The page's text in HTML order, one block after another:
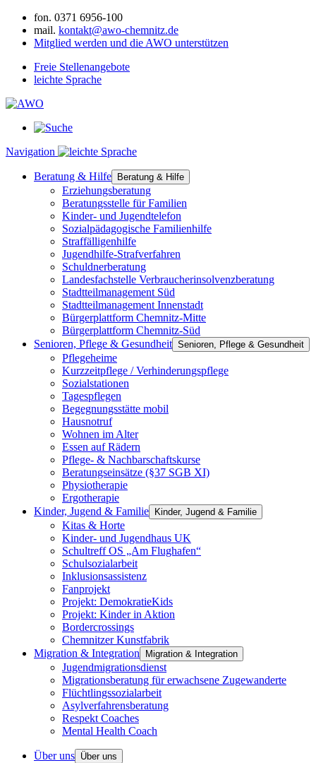
fon. 0371 6956-100
mail. kontakt@awo-chemnitz.de
Mitglied werden und die AWO unterstützen
Freie Stellenangebote
leichte Sprache
Navigation
Beratung & Hilfe Beratung & Hilfe
Erziehungsberatung
Beratungsstelle für Familien
Kinder- und Jugendtelefon
Sozialpädagogische Familienhilfe
Straffälligenhilfe
Jugendhilfe-Strafverfahren
Schuldnerberatung
Landesfachstelle Verbraucherinsolvenzberatung
Stadtteilmanagement Süd
Stadtteilmanagement Innenstadt
Bürgerplattform Chemnitz-Mitte
Bürgerplattform Chemnitz-Süd
Senioren, Pflege & Gesundheit Senioren, Pflege & Gesundheit
Pflegeheime
Kurzzeitpflege / Verhinderungspflege
Sozialstationen
Tagespflegen
Begegnungsstätte mobil
Hausnotruf
Wohnen im Alter
Essen auf Rädern
Pflege- & Nachbarschaftskurse
Beratungseinsätze (§37 SGB XI)
Physiotherapie
Ergotherapie
Kinder, Jugend & Familie
Kinder, Jugend & Familie
Kitas & Horte
Kinder- und Jugendhaus UK
Schultreff OS „Am Flughafen“
Schulsozialarbeit
Inklusionsassistenz
Fanprojekt
Projekt: DemokratieKids
Projekt: Kinder in Aktion
Bordercrossings
Chemnitzer Kunstfabrik
Migration & Integration
Migration & Integration
Jugendmigrationsdienst
Migrationsberatung für erwachsene Zugewanderte
Flüchtlingssozialarbeit
Asylverfahrensberatung
Respekt Coaches
Mental Health Coach
Über uns Über uns